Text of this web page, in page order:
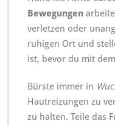
Bewegungen
verletzen oder
ruhigen Ort und
ist, bevor du mit
Bürste immer in
Hautreizungen zu
zu halten. Teile das